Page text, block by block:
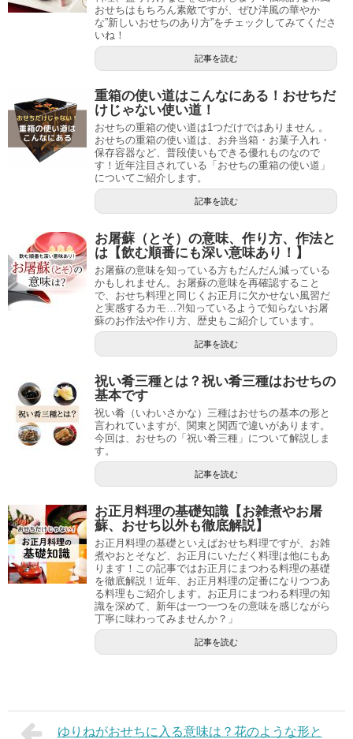
おせちはもちろん素敵ですが、ぜひ洋風の華やか
な”新しいおせちのあり方”をチェックしてみてくださ
いね！
記事を読む
重箱の使い道はこんなにある！おせちだ
けじゃない使い道！
おせちの重箱の使い道は1つだけではありません 。
おせちの重箱の使い道は、お弁当箱・お菓子入れ・
保存容器など、普段使いもできる優れものなので
す！近年注目されている「おせちの重箱の使い道」
についてご紹介します。
記事を読む
お屠蘇（とそ）の意味、作り方、作法と
は【飲む順番にも深い意味あり！】
お屠蘇の意味を知っている方もだんだん減っている
かもしれません。お屠蘇の意味を再確認すること
で、おせち料理と同じくお正月に欠かせない風習だ
と実感するカモ…?!知っているようで知らないお屠
蘇のお作法や作り方、歴史もご紹介しています。
記事を読む
祝い肴三種とは？祝い肴三種はおせちの
基本です
祝い肴（いわいさかな）三種はおせちの基本の形と
言われていますが、関東と関西で違いがあります。
今回は、おせちの「祝い肴三種」について解説しま
す。
記事を読む
お正月料理の基礎知識【お雑煮やお屠
蘇、おせち以外も徹底解説】
お正月料理の基礎といえばおせち料理ですが、お雑
煮やおとそなど、お正月にいただく料理は他にもあ
ります！この記事ではお正月にまつわる料理の基礎
を徹底解説！近年、お正月料理の定番になりつつあ
る料理もご紹介します。お正月にまつわる料理の知
識を深めて、新年は一つ一つをの意味を感じながら
丁寧に味わってみませんか？」
記事を読む
ゆりねがおせちに入る意味は？花のような形と